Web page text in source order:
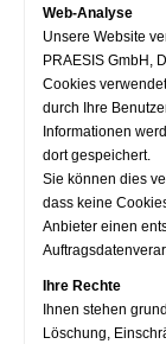
Web-Analyse
Unsere Website
PRAESIS GmbH,
Cookies
durch Ihre
Informationen
dort gespeichert.
Sie können dies
dass keine
Anbieter einen
Ihre Rechte
Ihnen stehen
Löschung,